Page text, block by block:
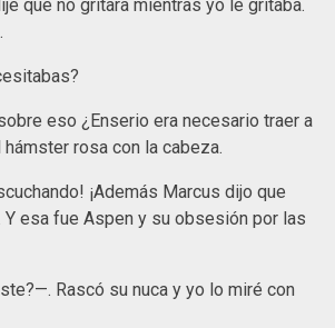
que no gritara mientras yo le gritaba.
eso ¿Enserio era necesario traer a
rosa con la cabeza.
¡Además Marcus dijo que
esa fue Aspen y su obsesión por las
Rascó su nuca y yo lo miré con